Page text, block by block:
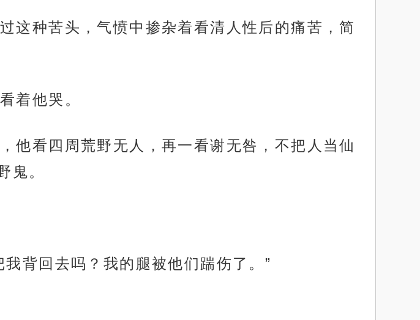
这种苦头，气愤中掺杂着看清人性后的痛苦，简
着他哭。
他看四周荒野无人，再一看谢无咎，不把人当仙
鬼。
背回去吗？我的腿被他们踹伤了。”